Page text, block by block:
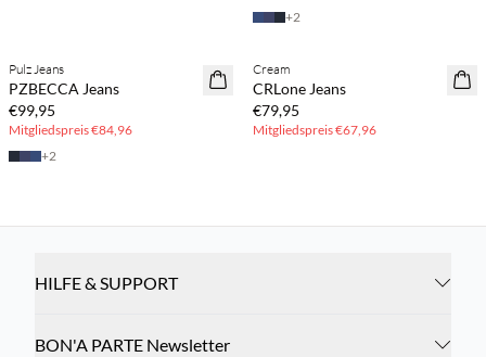
+2
Pulz Jeans
PZBECCA Jeans
€99,95
Mitgliedspreis€84,96
+2
Cream
CRLone Jeans
€79,95
Mitgliedspreis€67,96
HILFE & SUPPORT
BON'A PARTE Newsletter